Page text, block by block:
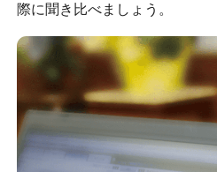
際に聞き比べましょう。